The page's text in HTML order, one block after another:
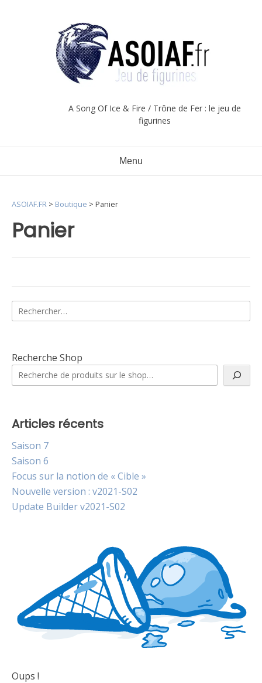
A Song Of Ice & Fire / Trône de Fer : le jeu de
figurines
Menu
Panier
ASOIAF.FR > Boutique > Panier
Rechercher :
Recherche Shop
Articles récents
Saison 7
Saison 6
Focus sur la notion de « Cible »
Nouvelle version : v2021-S02
Update Builder v2021-S02
Oups !